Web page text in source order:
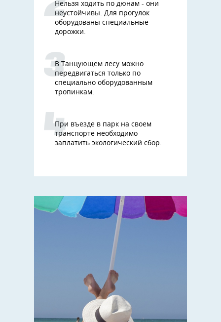
Нельзя ходить по дюнам - они
неустойчивы. Для прогулок
оборудованы специальные
дорожки.
В Танцующем лесу можно
передвигаться только по
специально оборудованным
тропинкам.
При въезде в парк на своем
транспорте необходимо
заплатить экологический сбор.